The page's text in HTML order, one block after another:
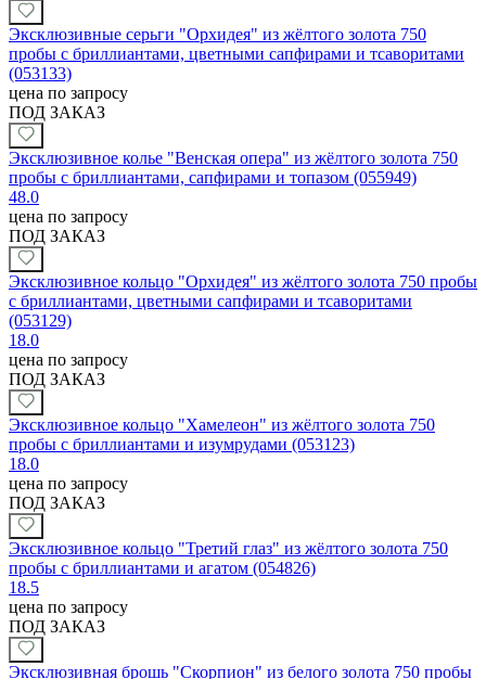
Эксклюзивные серьги "Орхидея" из жёлтого золота 750
пробы с бриллиантами, цветными сапфирами и тсаворитами
(053133)
цена по запросу
ПОД ЗАКАЗ
Эксклюзивное колье "Венская опера" из жёлтого золота 750
пробы с бриллиантами, сапфирами и топазом (055949)
48.0
цена по запросу
ПОД ЗАКАЗ
Эксклюзивное кольцо "Орхидея" из жёлтого золота 750 пробы
с бриллиантами, цветными сапфирами и тсаворитами
(053129)
18.0
цена по запросу
ПОД ЗАКАЗ
Эксклюзивное кольцо "Хамелеон" из жёлтого золота 750
пробы с бриллиантами и изумрудами (053123)
18.0
цена по запросу
ПОД ЗАКАЗ
Эксклюзивное кольцо "Третий глаз" из жёлтого золота 750
пробы с бриллиантами и агатом (054826)
18.5
цена по запросу
ПОД ЗАКАЗ
Эксклюзивная брошь "Скорпион" из белого золота 750 пробы